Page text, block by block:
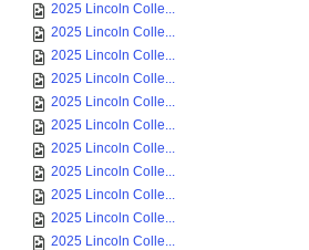
2025 Lincoln Colle...
2025 Lincoln Colle...
2025 Lincoln Colle...
2025 Lincoln Colle...
2025 Lincoln Colle...
2025 Lincoln Colle...
2025 Lincoln Colle...
2025 Lincoln Colle...
2025 Lincoln Colle...
2025 Lincoln Colle...
2025 Lincoln Colle...